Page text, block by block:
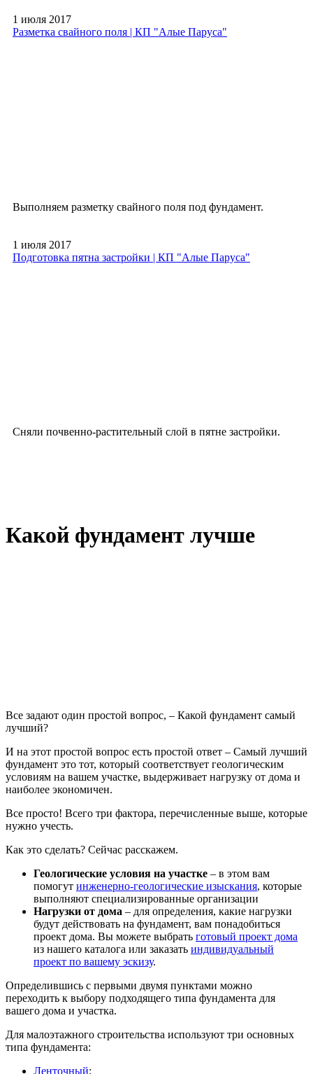
1 июля 2017
Разметка свайного поля | КП "Алые Паруса"
Выполняем разметку свайного поля под фундамент.
1 июля 2017
Подготовка пятна застройки | КП "Алые Паруса"
Сняли почвенно-растительный слой в пятне застройки.
Какой фундамент лучше
Все задают один простой вопрос, – Какой фундамент самый
лучший?
И на этот простой вопрос есть простой ответ – Самый лучший
фундамент это тот, который соответствует геологическим
условиям на вашем участке, выдерживает нагрузку от дома и
наиболее экономичен.
Все просто! Всего три фактора, перечисленные выше, которые
нужно учесть.
Как это сделать? Сейчас расскажем.
Геологические условия на участке – в этом вам
помогут инженерно-геологические изыскания, которые
выполняют специализированные организации
Нагрузки от дома – для определения, какие нагрузки
будут действовать на фундамент, вам понадобиться
проект дома. Вы можете выбрать готовый проект дома
из нашего каталога или заказать индивидуальный
проект по вашему эскизу.
Определившись с первыми двумя пунктами можно
переходить к выбору подходящего типа фундамента для
вашего дома и участка.
Для малоэтажного строительства используют три основных
типа фундамента:
Ленточный;